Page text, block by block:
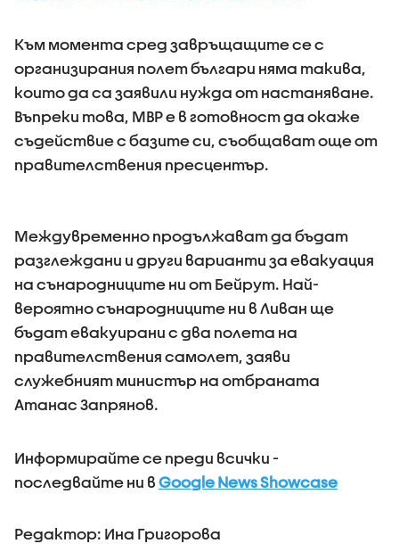
Към момента сред завръщащите се с
организирания полет българи няма такива,
които да са заявили нужда от настаняване.
Въпреки това, МВР е в готовност да окаже
съдействие с базите си, съобщават още от
правителствения пресцентър.
Междувременно продължават да бъдат
разглеждани и други варианти за евакуация
на сънародниците ни от Бейрут. Най-
вероятно сънародниците ни в Ливан ще
бъдат евакуирани с два полета на
правителствения самолет, заяви
служебният министър на отбраната
Атанас Запрянов.
Информирайте се преди всички -
последвайте ни в Google News Showcase
Редактор: Ина Григорова